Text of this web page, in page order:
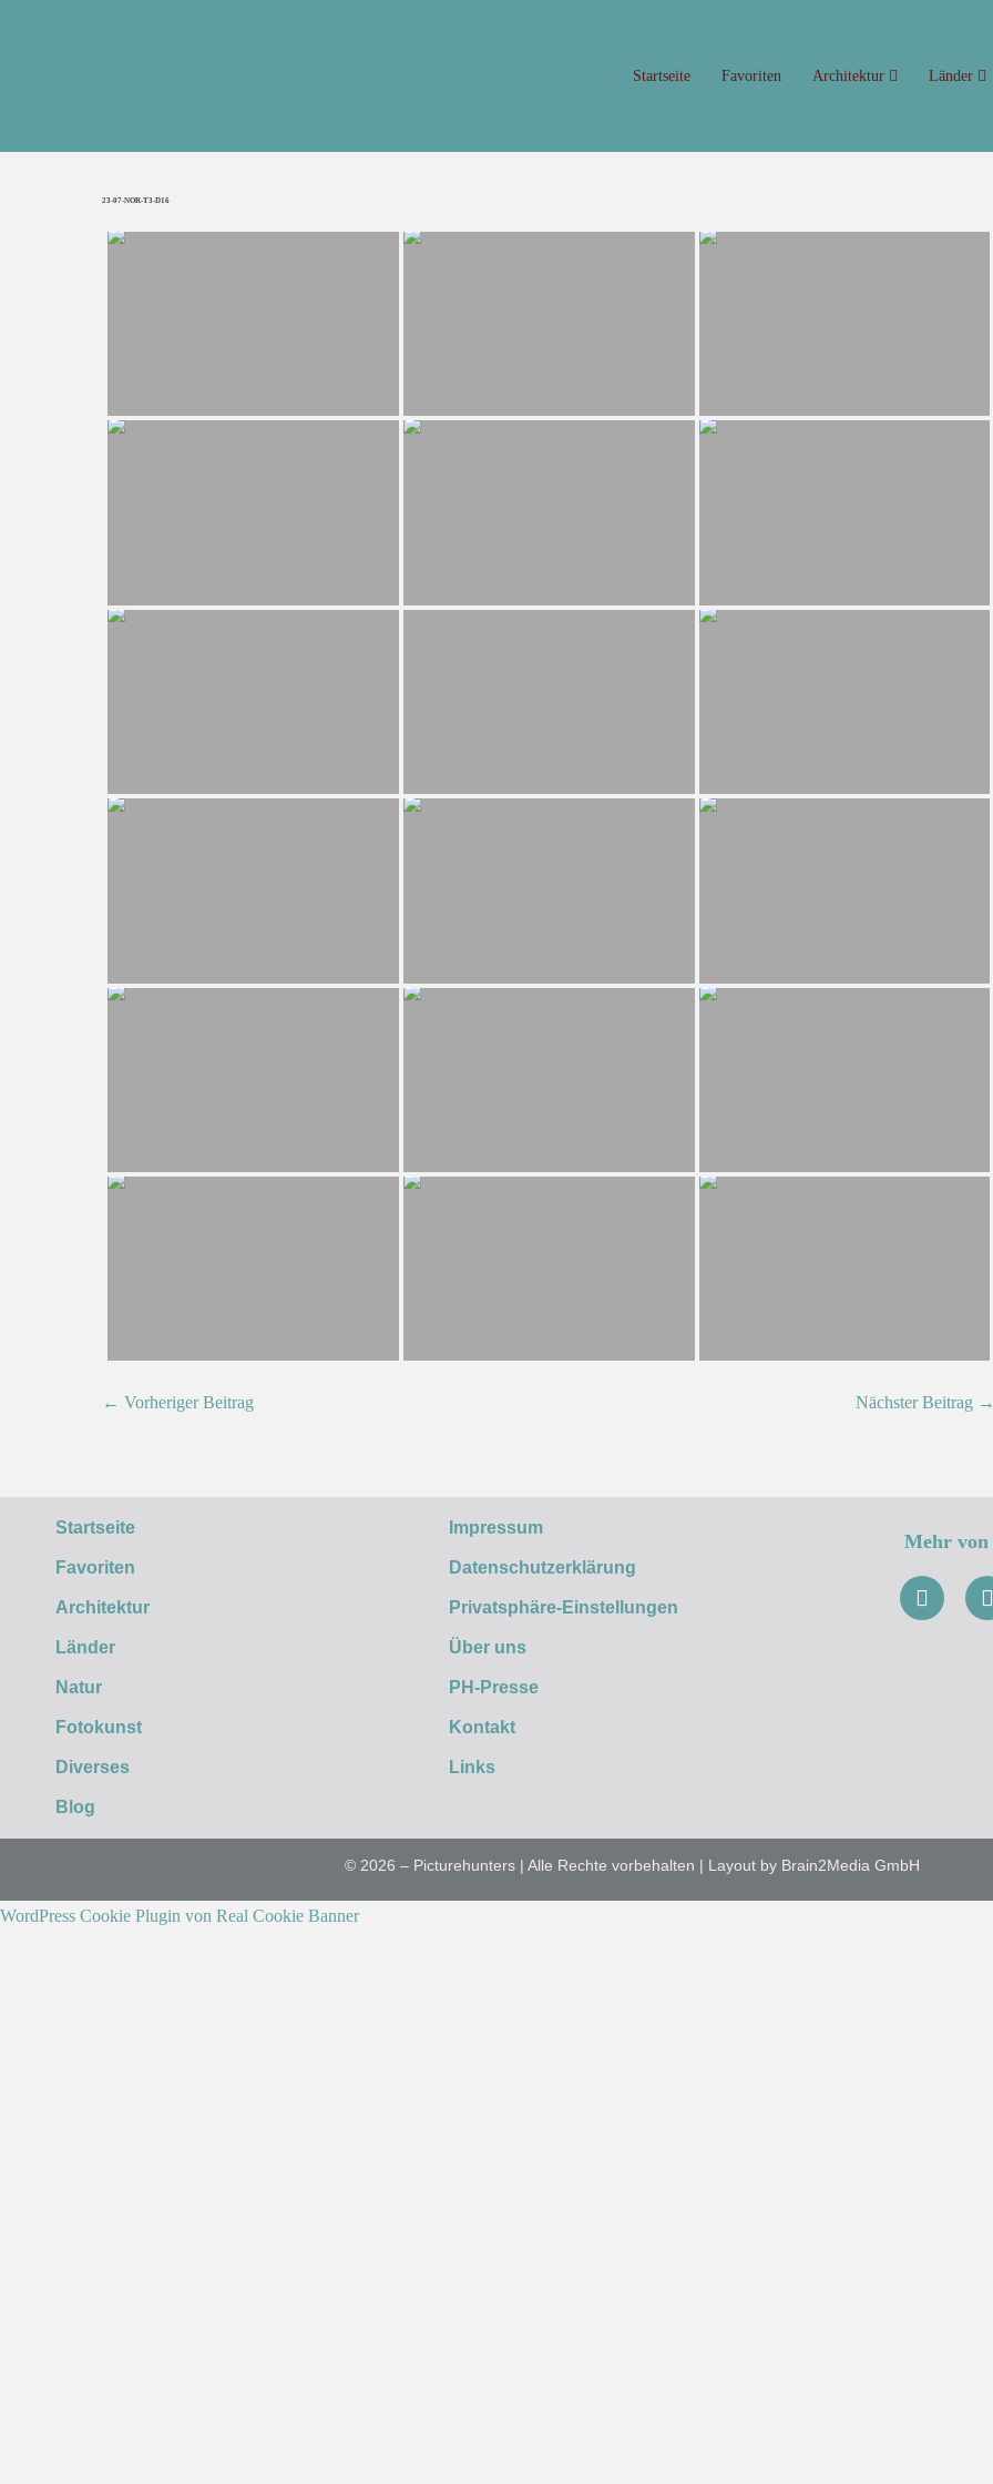
Startseite Favoriten Architektur Länder
23-07-NOR-T3-D16
← Vorheriger Beitrag Nächster Beitrag →
Startseite
Favoriten
Architektur
Länder
Natur
Fotokunst
Diverses
Blog
Impressum
Datenschutzerklärung
Privatsphäre-Einstellungen
Über uns
PH-Presse
Kontakt
Links
Mehr von
© 2026 – Picturehunters | Alle Rechte vorbehalten | Layout by Brain2Media GmbH
WordPress Cookie Plugin von Real Cookie Banner